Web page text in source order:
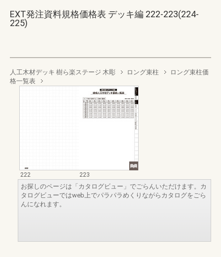
EXT発注資料規格価格表 デッキ編 222-223(224-
225)
人工木材デッキ 樹ら楽ステージ 木彫 ロング束柱
ロング束柱価
格一覧表
222
223
お探しのページは「カタログビュー」でごらんいただけます。カ
タログビューではweb上でパラパラめくりながらカタログをごら
んになれます。